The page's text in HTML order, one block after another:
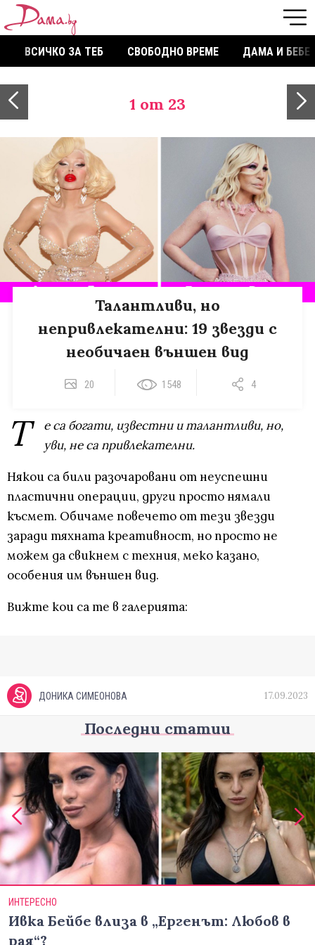
ВСИЧКО ЗА ТЕБ СВОБОДНО ВРЕМЕ ДАМА И БЕБЕ
1 от 23
Талантливи, но
непривлекателни: 19 звезди с
необичаен външен вид
20 1548 4
Т
е са богати, известни и талантливи, но,
уви, не са привлекателни.
Някои са били разочаровани от неуспешни
пластични операции, други просто нямали
късмет. Обичаме повечето от тези звезди
заради тяхната креативност, но просто не
можем да свикнем с техния, меко казано,
особения им външен вид.
Вижте кои са те в галерията:
ДОНИКА СИМЕОНОВА 17.09.2023
Последни статии
ИНТЕРЕСНО
Ивка Бейбе влиза в „Ергенът: Любов в
рая“?